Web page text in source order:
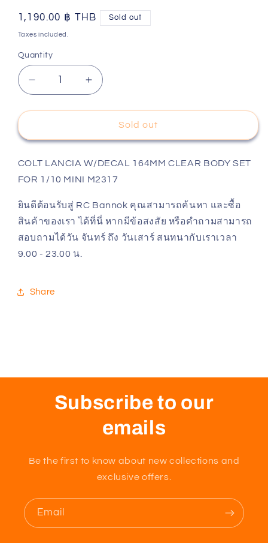
Regular
price
1,190.00 ฿ THB Sold out
Taxes included.
Quantity
Decrease
quantity
for
LANCIA
164MM
CLEAR
SET
FOR
MINI
M2317
Increase
quantity
for
LANCIA
164MM
CLEAR
SET
FOR
1/10
MINI
Sold out
COLT LANCIA W/DECAL 164MM CLEAR BODY SET
FOR 1/10 MINI M2317
ยินดีต้อนรับสู่ RC Bannok คุณสามารถค้นหา และซื้อ
สินค้าของเรา ได้ที่นี่ หากมีข้อสงสัย หรือคำถามสามารถ
สอบถามได้วัน จันทร์ ถึง วันเสาร์ สนทนากับเราเวลา
9.00 - 23.00 น.
Share
Subscribe to our
emails
Be the first to know about new collections and
exclusive offers.
Email